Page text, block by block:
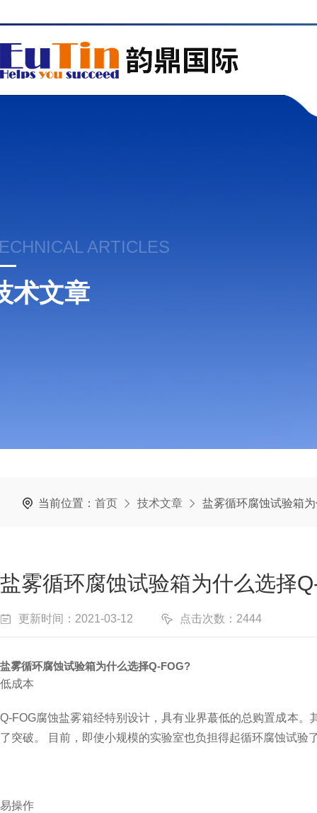
ARTICLES
术文章
当前位置： 首页 技术文章 盐雾循环腐蚀试验箱
盐雾循环腐蚀试验箱为什么选择
更新时间：2021-03-12 点击次数：2444
盐雾循环腐蚀试验箱为什么选择Q-FOG?
低成本
Q-FOG腐蚀盐雾箱经特别设计，具有业界蕞低的总购置成本
了突破。 目前，即使小规模的实验室也负担得起循环腐蚀试验
易操作